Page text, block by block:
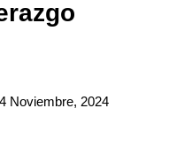
4 Noviembre, 2024